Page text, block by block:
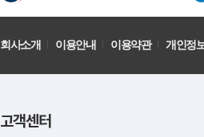
회사소개 이용안내 이용약관 개인정
고객센터